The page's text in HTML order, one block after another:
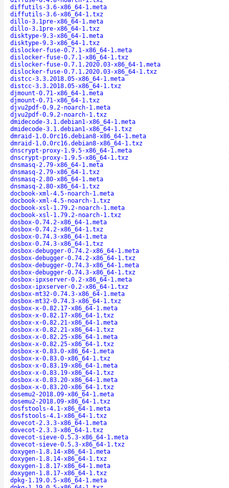
diffutils-3.6-x86_64-1.meta
diffutils-3.6-x86_64-1.txz
dillo-3.1pre-x86_64-1.meta
dillo-3.1pre-x86_64-1.txz
disktype-9.3-x86_64-1.meta
disktype-9.3-x86_64-1.txz
dislocker-fuse-0.7.1-x86_64-1.meta
dislocker-fuse-0.7.1-x86_64-1.txz
dislocker-fuse-0.7.1.2020.03-x86_64-1.meta
dislocker-fuse-0.7.1.2020.03-x86_64-1.txz
distcc-3.3.2018.05-x86_64-1.meta
distcc-3.3.2018.05-x86_64-1.txz
djmount-0.71-x86_64-1.meta
djmount-0.71-x86_64-1.txz
djvu2pdf-0.9.2-noarch-1.meta
djvu2pdf-0.9.2-noarch-1.txz
dmidecode-3.1.debian1-x86_64-1.meta
dmidecode-3.1.debian1-x86_64-1.txz
dmraid-1.0.0rc16.debian8-x86_64-1.meta
dmraid-1.0.0rc16.debian8-x86_64-1.txz
dnscrypt-proxy-1.9.5-x86_64-1.meta
dnscrypt-proxy-1.9.5-x86_64-1.txz
dnsmasq-2.79-x86_64-1.meta
dnsmasq-2.79-x86_64-1.txz
dnsmasq-2.80-x86_64-1.meta
dnsmasq-2.80-x86_64-1.txz
docbook-xml-4.5-noarch-1.meta
docbook-xml-4.5-noarch-1.txz
docbook-xsl-1.79.2-noarch-1.meta
docbook-xsl-1.79.2-noarch-1.txz
dosbox-0.74.2-x86_64-1.meta
dosbox-0.74.2-x86_64-1.txz
dosbox-0.74.3-x86_64-1.meta
dosbox-0.74.3-x86_64-1.txz
dosbox-debugger-0.74.2-x86_64-1.meta
dosbox-debugger-0.74.2-x86_64-1.txz
dosbox-debugger-0.74.3-x86_64-1.meta
dosbox-debugger-0.74.3-x86_64-1.txz
dosbox-ipxserver-0.2-x86_64-1.meta
dosbox-ipxserver-0.2-x86_64-1.txz
dosbox-mt32-0.74.3-x86_64-1.meta
dosbox-mt32-0.74.3-x86_64-1.txz
dosbox-x-0.82.17-x86_64-1.meta
dosbox-x-0.82.17-x86_64-1.txz
dosbox-x-0.82.21-x86_64-1.meta
dosbox-x-0.82.21-x86_64-1.txz
dosbox-x-0.82.25-x86_64-1.meta
dosbox-x-0.82.25-x86_64-1.txz
dosbox-x-0.83.0-x86_64-1.meta
dosbox-x-0.83.0-x86_64-1.txz
dosbox-x-0.83.19-x86_64-1.meta
dosbox-x-0.83.19-x86_64-1.txz
dosbox-x-0.83.20-x86_64-1.meta
dosbox-x-0.83.20-x86_64-1.txz
dosemu2-2018.09-x86_64-1.meta
dosemu2-2018.09-x86_64-1.txz
dosfstools-4.1-x86_64-1.meta
dosfstools-4.1-x86_64-1.txz
dovecot-2.3.3-x86_64-1.meta
dovecot-2.3.3-x86_64-1.txz
dovecot-sieve-0.5.3-x86_64-1.meta
dovecot-sieve-0.5.3-x86_64-1.txz
doxygen-1.8.14-x86_64-1.meta
doxygen-1.8.14-x86_64-1.txz
doxygen-1.8.17-x86_64-1.meta
doxygen-1.8.17-x86_64-1.txz
dpkg-1.19.0.5-x86_64-1.meta